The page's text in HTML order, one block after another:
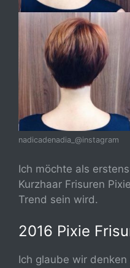
nadicadenadia_@instagram
Ich möchte als
Kurzhaar Frisuren
Trend sein wird.
2016 Pixie
Ich glaube wir